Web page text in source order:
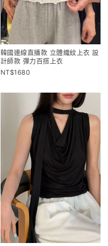
韓國連線直播款 立體織紋上衣 設
計師款 彈力百搭上衣
1680